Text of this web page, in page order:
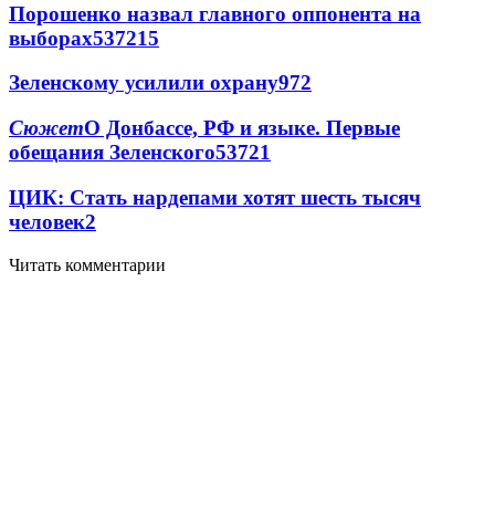
Порошенко назвал главного оппонента на
выборах537215
Зеленскому усилили охрану972
СюжетО Донбассе, РФ и языке. Первые
обещания Зеленского53721
ЦИК: Стать нардепами хотят шесть тысяч
человек2
Читать комментарии